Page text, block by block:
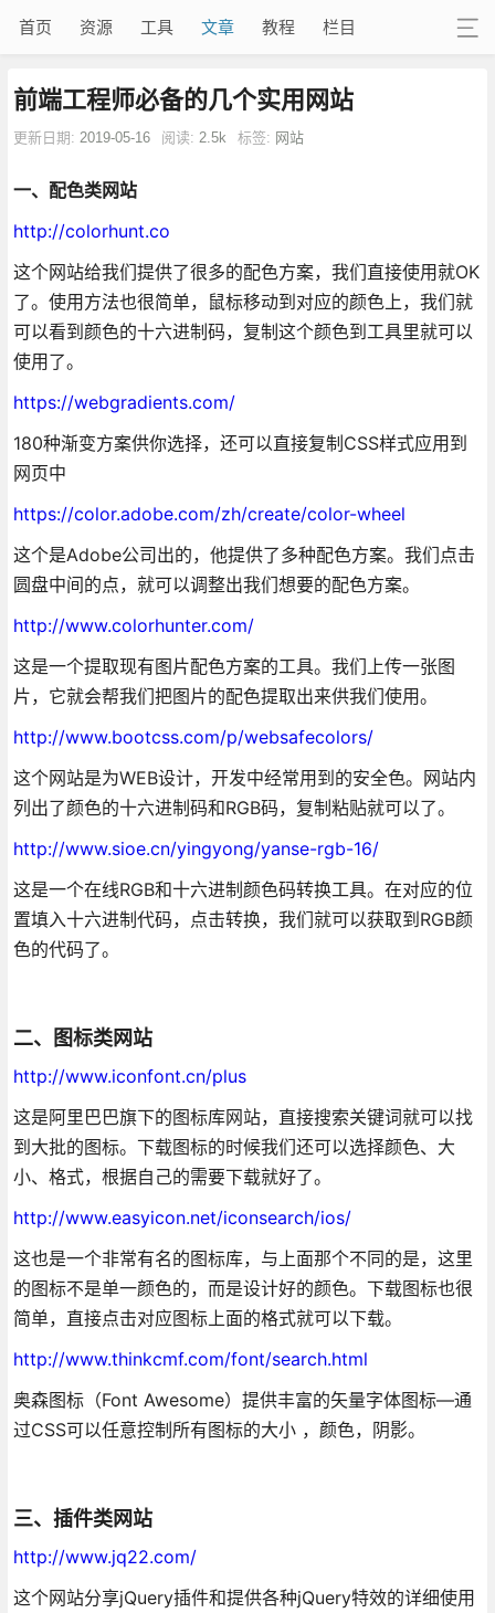
首页 资源 工具 文章 教程 栏目
前端工程师必备的几个实用网站
更新日期: 2019-05-16 阅读: 2.5k 标签: 网站
一、配色类网站
http://colorhunt.co
这个网站给我们提供了很多的配色方案，我们直接使用就OK
了。使用方法也很简单，鼠标移动到对应的颜色上，我们就
可以看到颜色的十六进制码，复制这个颜色到工具里就可以
使用了。
https://webgradients.com/
180种渐变方案供你选择，还可以直接复制CSS样式应用到
网页中
https://color.adobe.com/zh/create/color-wheel
这个是Adobe公司出的，他提供了多种配色方案。我们点击
圆盘中间的点，就可以调整出我们想要的配色方案。
http://www.colorhunter.com/
这是一个提取现有图片配色方案的工具。我们上传一张图
片，它就会帮我们把图片的配色提取出来供我们使用。
http://www.bootcss.com/p/websafecolors/
这个网站是为WEB设计，开发中经常用到的安全色。网站内
列出了颜色的十六进制码和RGB码，复制粘贴就可以了。
http://www.sioe.cn/yingyong/yanse-rgb-16/
这是一个在线RGB和十六进制颜色码转换工具。在对应的位
置填入十六进制代码，点击转换，我们就可以获取到RGB颜
色的代码了。
二、图标类网站
http://www.iconfont.cn/plus
这是阿里巴巴旗下的图标库网站，直接搜索关键词就可以找
到大批的图标。下载图标的时候我们还可以选择颜色、大
小、格式，根据自己的需要下载就好了。
http://www.easyicon.net/iconsearch/ios/
这也是一个非常有名的图标库，与上面那个不同的是，这里
的图标不是单一颜色的，而是设计好的颜色。下载图标也很
简单，直接点击对应图标上面的格式就可以下载。
http://www.thinkcmf.com/font/search.html
奥森图标（Font Awesome）提供丰富的矢量字体图标—通
过CSS可以任意控制所有图标的大小 ，颜色，阴影。
三、插件类网站
http://www.jq22.com/
这个网站分享jQuery插件和提供各种jQuery特效的详细使用